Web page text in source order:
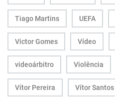
Tiago Martins UEFA
Victor Gomes Vídeo
videoárbitro Violência
Vítor Pereira Vítor Santos